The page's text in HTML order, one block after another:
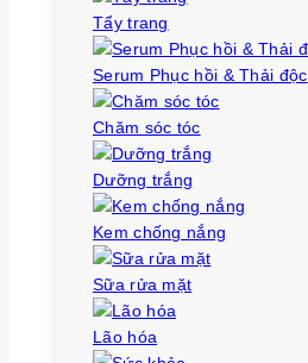
Tẩy trang
Serum Phục hồi & Thải độc
Chăm sóc tóc
Dưỡng trắng
Kem chống nắng
Sữa rửa mặt
Lão hóa